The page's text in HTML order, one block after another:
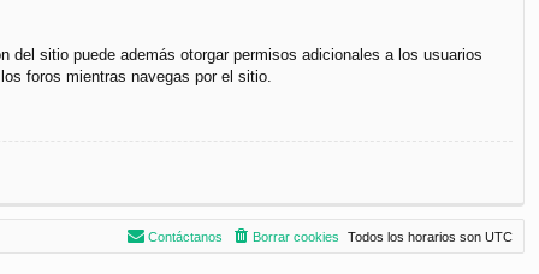
sitio puede además otorgar permisos adicionales a los usuarios
foros mientras navegas por el sitio.
Todos los horarios son UTC
Borrar cookies
Contáctanos